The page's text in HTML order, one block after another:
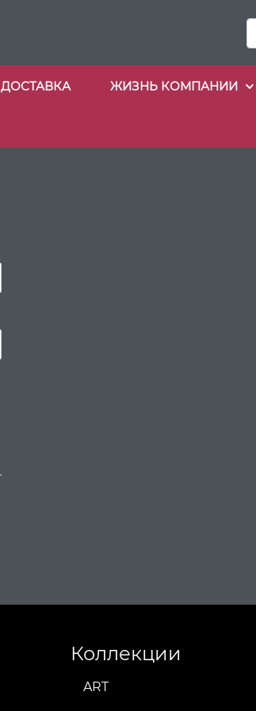
ДОСТАВКА ЖИЗНЬ КОМПАНИИ
Коллекции
ART